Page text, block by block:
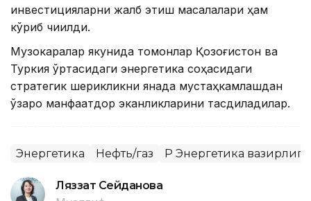
инвестицияларни жалб этиш масалалари ҳам
кўриб чиқилди.
Музокаралар якунида томонлар Қозоғистон ва
Туркия ўртасидаги энергетика соҳасидаги
стратегик шерикликни янада мустаҳкамлашдан
ўзаро манфаатдор эканликларини тасдиқладилар.
Энергетика Нефть/газ ҚР Энергетика вазирлиги
Ляззат Сейданова